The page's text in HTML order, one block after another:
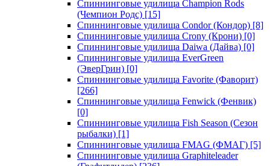
Спиннинговые удилища Champion Rods
(Чемпион Родс) [15]
Спиннинговые удилища Condor (Кондор) [8]
Спиннинговые удилища Crony (Крони) [0]
Спиннинговые удилища Daiwa (Дайва) [0]
Спиннинговые удилища EverGreen
(ЭверГрин) [0]
Спиннинговые удилища Favorite (Фаворит)
[266]
Спиннинговые удилища Fenwick (Фенвик)
[0]
Спиннинговые удилища Fish Season (Сезон
рыбалки) [1]
Спиннинговые удилища FMAG (ФМАГ) [5]
Спиннинговые удилища Graphiteleader